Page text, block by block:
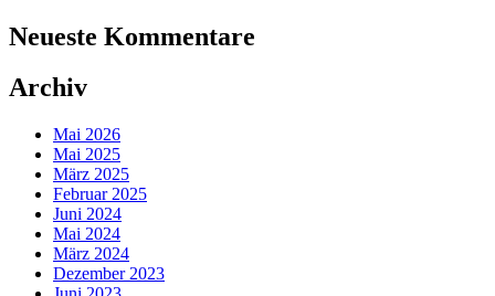
Neueste Kommentare
Archiv
Mai 2026
Mai 2025
März 2025
Februar 2025
Juni 2024
Mai 2024
März 2024
Dezember 2023